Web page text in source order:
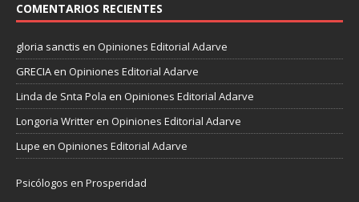
COMENTARIOS RECIENTES
gloria sanctis en Opiniones Editorial Adarve
GRECIAen Opiniones Editorial Adarve
Linda de Snta Pola en Opiniones Editorial Adarve
Longoria Writteren Opiniones Editorial Adarve
Lupe en Opiniones Editorial Adarve
Psicólogos en Prosperidad